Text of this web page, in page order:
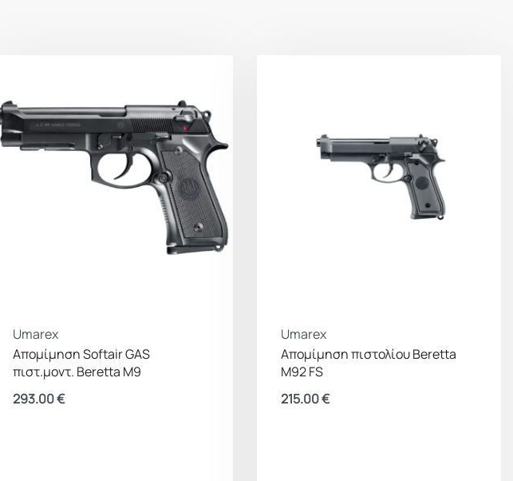
Umarex
Απομίμηση Softair GAS
πιστ.μοντ. Beretta M9
293.00€
Umarex
Απομίμηση πιστολίου Beretta
M92 FS
215.00€